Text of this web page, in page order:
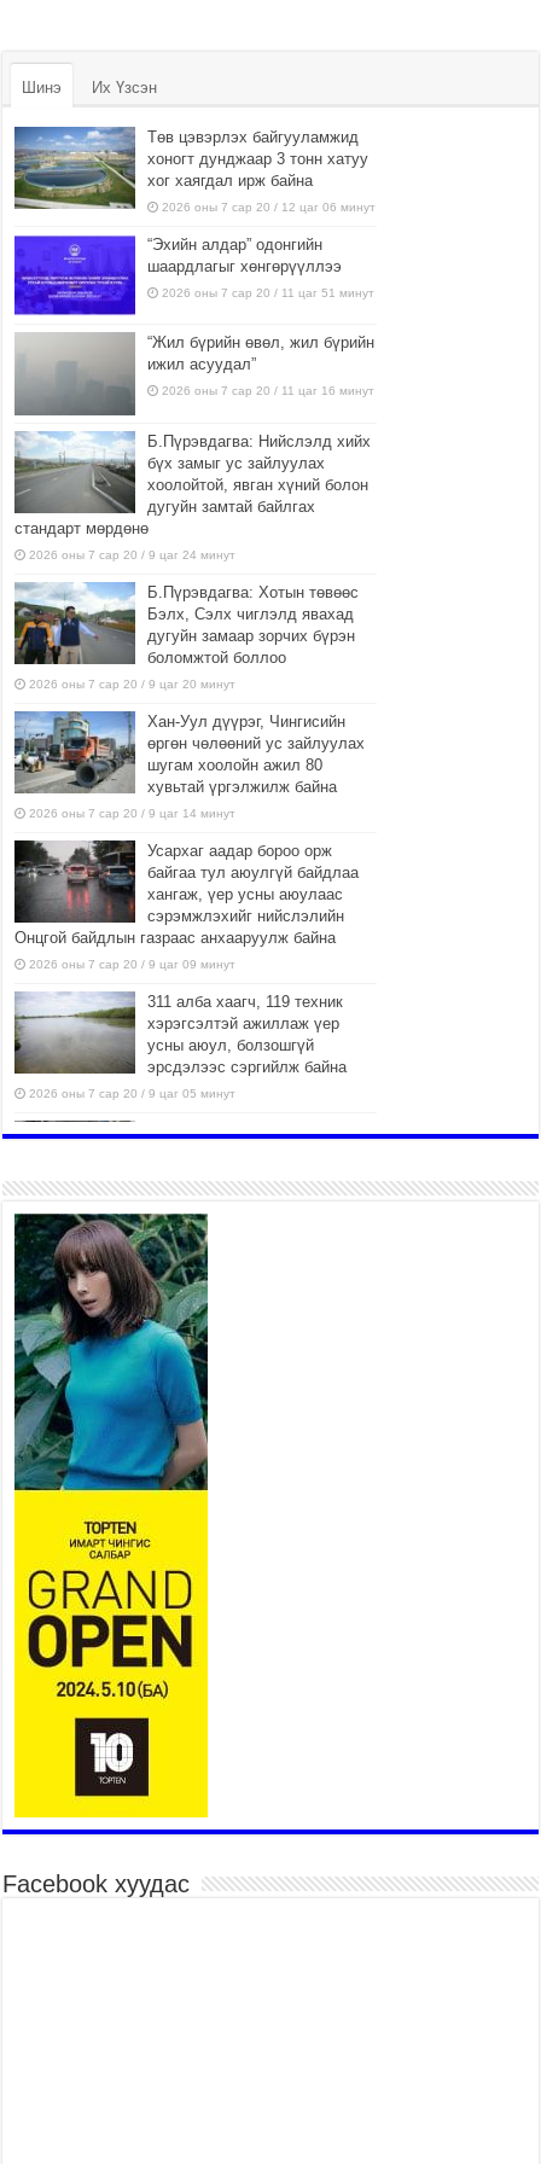
Шинэ Их Үзсэн
Төв цэвэрлэх байгууламжид
хоногт дунджаар 3 тонн хатуу
хог хаягдал ирж байна
2026 оны 7 сар 20 / 12 цаг 06 минут
“Эхийн алдар” одонгийн
шаардлагыг хөнгөрүүллээ
2026 оны 7 сар 20 / 11 цаг 51 минут
“Жил бүрийн өвөл, жил бүрийн
ижил асуудал”
2026 оны 7 сар 20 / 11 цаг 16 минут
Б.Пүрэвдагва: Нийслэлд хийх
бүх замыг ус зайлуулах
хоолойтой, явган хүний болон
дугуйн замтай байлгах
стандарт мөрдөнө
2026 оны 7 сар 20 / 9 цаг 24 минут
Б.Пүрэвдагва: Хотын төвөөс
Бэлх, Сэлх чиглэлд явахад
дугуйн замаар зорчих бүрэн
боломжтой боллоо
2026 оны 7 сар 20 / 9 цаг 20 минут
Хан-Уул дүүрэг, Чингисийн
өргөн чөлөөний ус зайлуулах
шугам хоолойн ажил 80
хувьтай үргэлжилж байна
2026 оны 7 сар 20 / 9 цаг 14 минут
Усархаг аадар бороо орж
байгаа тул аюулгүй байдлаа
хангаж, үер усны аюулаас
сэрэмжлэхийг нийслэлийн
Онцгой байдлын газраас анхааруулж байна
2026 оны 7 сар 20 / 9 цаг 09 минут
311 алба хаагч, 119 техник
хэрэгсэлтэй ажиллаж үер
усны аюул, болзошгүй
эрсдэлээс сэргийлж байна
2026 оны 7 сар 20 / 9 цаг 05 минут
Аяллаа зөв төлөвлөхийг
2026 оны 7 сар 16 / 11 цаг 50 минут
Үер усны болзошгүй аюулаас
сэргийлж, холбогдох
байгууллагууд өндөржүүлсэн
бэлэн байдалд ажиллаж байна
2026 оны 7 сар 15 / 13 цаг 06 минут
Монгол адууны үнэ цэнийг
дэлхийд сурталчлах “Дэлхийн
адууны өдөр”-т 15000 морьтон
оролцож байна
2026 оны 7 сар 15 / 11 цаг 51 минут
Шагайн харвааны насанд хүрэгчдийн багийн
шилдгүүд шалгарав
2026 оны 7 сар 15 / 11 цаг 45 минут
Үндэсний их баяр наадмын сур харвааны
шагналыг нийслэлийн Засаг дарга бөгөөд
Улаанбаатар хотын Захирагч Б.Пүрэвдагва
гардууллаа
2026 оны 7 сар 15 / 11 цаг 41 минут
Нийслэлийн Эрүүл мэндийн газраас 45 баг
иргэдэд тусламж, үйлчилгээ үзүүлж байна
2026 оны 7 сар 15 / 11 цаг 30 минут
үргэлжилж байна
Төв цэнгэлдэх орчмын цэвэрлэгээ, үйлчилгээнд
Facebook хуудас